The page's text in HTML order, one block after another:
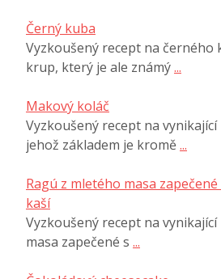
Černý kuba
Vyzkoušený recept na černého
krup, který je ale známý...
Makový koláč
Vyzkoušený recept na
jehož základem je kromě...
Ragú z mletého masa
kaší
Vyzkoušený recept na
masa zapečené s ...